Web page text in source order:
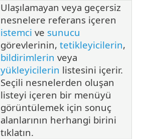
Ulaşılamayan veya geçersiz
nesnelere referans içeren
istemci ve sunucu
görevlerinin, tetikleyicilerin,
bildirimlerin veya
yükleyicilerin listesini içerir.
Seçili nesnelerden oluşan
listeyi içeren bir menüyü
görüntülemek için sonuç
alanlarının herhangi birini
tıklatın.